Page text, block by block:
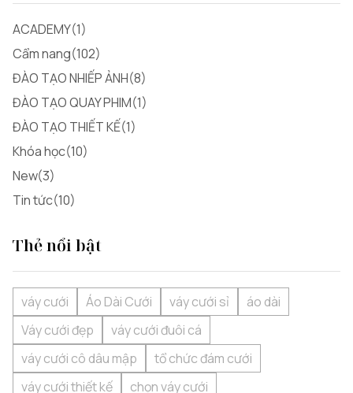
ACADEMY(1)
Cẩm nang(102)
ĐÀO TẠO NHIẾP ẢNH(8)
ĐÀO TẠO QUAY PHIM(1)
ĐÀO TẠO THIẾT KẾ(1)
Khóa học(10)
New(3)
Tin tức(10)
Thẻ nổi bật
váy cưới Áo Dài Cưới váy cưới sỉ
áo dài
Váy cưới đẹp
váy cưới đuôi cá
váy cưới cô dâu mập
tổ chức đám cưới
váy cưới thiết kế
chọn váy cưới